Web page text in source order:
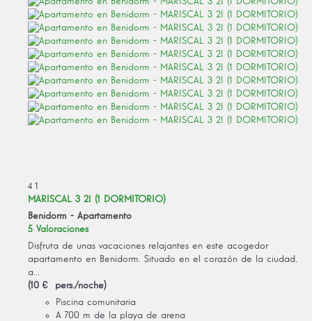
4 1
MARISCAL 3 2I (1 DORMITORIO)
Benidorm - Apartamento
5 Valoraciones
Disfruta de unas vacaciones relajantes en este acogedor
apartamento en Benidorm. Situado en el corazón de la ciudad,
a...
(10 € pers./noche)
Piscina comunitaria
A 700 m de la playa de arena